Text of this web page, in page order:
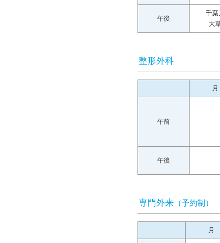
午後
千葉
大
整形外科
月
午前
午後
専門外来 （予約制）
月